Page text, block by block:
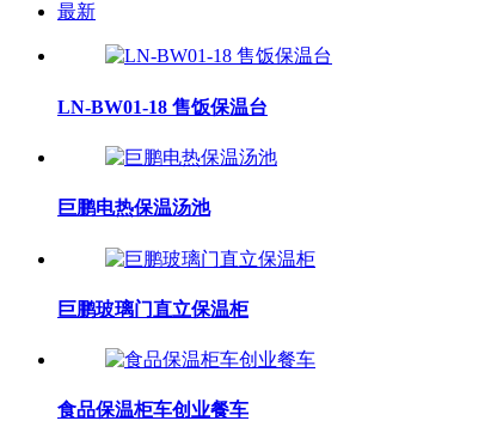
最新
LN-BW01-18 售饭保温台
巨鹏电热保温汤池
巨鹏玻璃门直立保温柜
食品保温柜车创业餐车